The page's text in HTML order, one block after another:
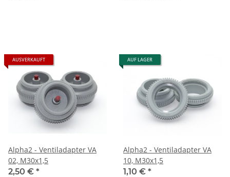
AUSVERKAUFT
Alpha2 - Ventiladapter VA
02, M30x1,5
2,50 € *
AUF LAGER
Alpha2 - Ventiladapter VA
10, M30x1,5
1,10 € *